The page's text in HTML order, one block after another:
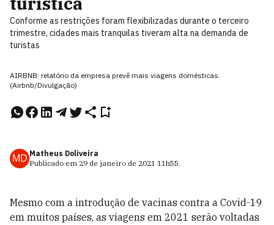
Conforme as restrições foram flexibilizadas durante o terceiro
trimestre, cidades mais tranquilas tiveram alta na demanda de
turistas
AIRBNB: relatório da empresa prevê mais viagens domésticas.
(Airbnb/Divulgação)
MD Matheus Doliveira
Publicado em 29 de janeiro de 2021 11h55.
Mesmo com a introdução de vacinas contra a Covid-19
em muitos países, as viagens em 2021 serão voltadas